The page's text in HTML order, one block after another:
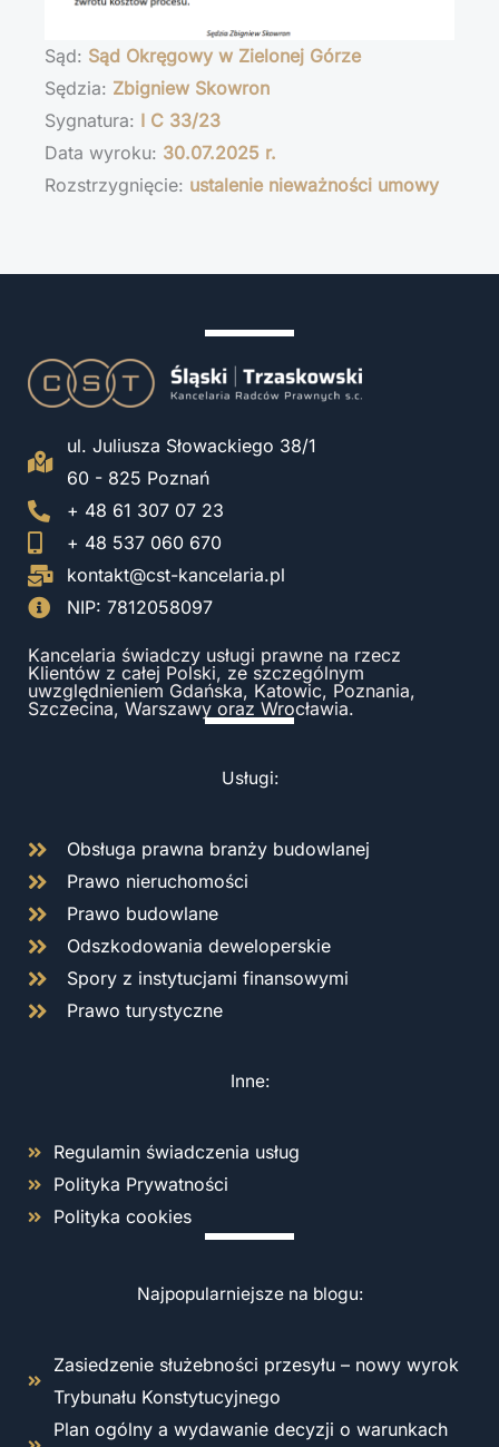
Sąd: Sąd Okręgowy w Zielonej Górze
Sędzia: Zbigniew Skowron
Sygnatura: I C 33/23
Data wyroku: 30.07.2025 r.
Rozstrzygnięcie: ustalenie nieważności umowy
ul. Juliusza Słowackiego 38/1
60 - 825 Poznań
+ 48 61 307 07 23
+ 48 537 060 670
kontakt@cst-kancelaria.pl
NIP: 7812058097
Kancelaria świadczy usługi prawne na rzecz
Klientów z całej Polski, ze szczególnym
uwzględnieniem Gdańska, Katowic, Poznania,
Szczecina, Warszawy oraz Wrocławia.
Usługi:
Obsługa prawna branży budowlanej
Prawo nieruchomości
Prawo budowlane
Odszkodowania deweloperskie
Spory z instytucjami finansowymi
Prawo turystyczne
Inne:
Regulamin świadczenia usług
Polityka Prywatności
Polityka cookies
Najpopularniejsze na blogu:
Zasiedzenie służebności przesyłu – nowy wyrok
Trybunału Konstytucyjnego
Plan ogólny a wydawanie decyzji o warunkach